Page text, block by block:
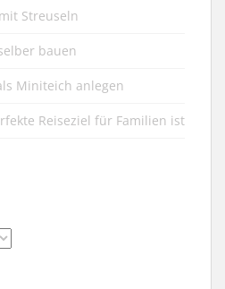
Streuseln
bauen
Miniteich anlegen
Reiseziel für Familien ist